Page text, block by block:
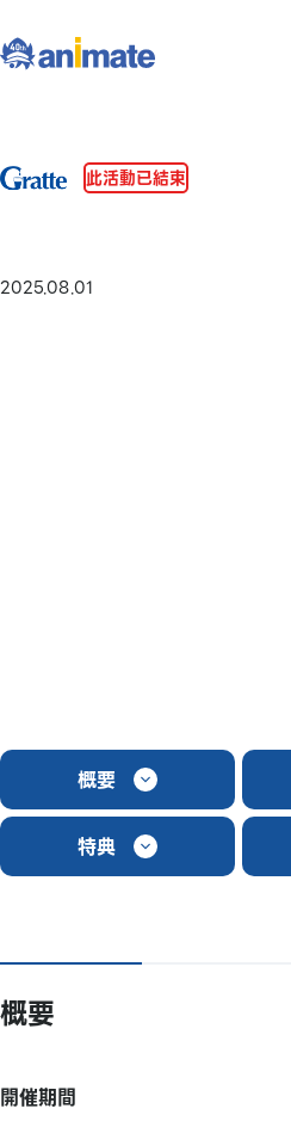
此活動已結束
2025.08.01
概要
特典
概要
開催期間